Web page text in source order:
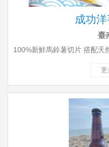
成功
臺
100%新鮮馬鈴薯切片 搭配天
更